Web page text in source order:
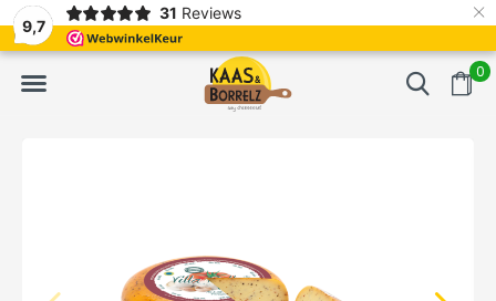
9,7
31 Reviews ×
0
Vaak volgende dag geleverd Gratis bezorgd